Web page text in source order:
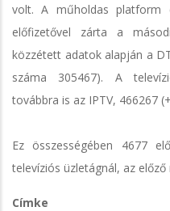
volt. A műholdas platform
előfizetővel zárta a
közzétett adatok alapján a
száma 305467). A
továbbra is az IPTV, 466267
Ez összességében 4677
televíziós üzletágnál, az
Címke